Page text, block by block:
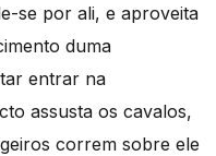
se por ali, e aproveita
duma
entrar na
assusta os cavalos,
correm sobre ele